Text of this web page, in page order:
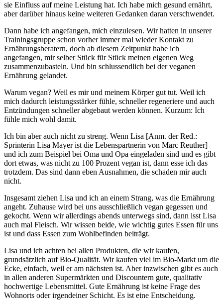
sie Einfluss auf meine Leistung hat. Ich habe mich gesund ernährt,
aber darüber hinaus keine weiteren Gedanken daran verschwendet.
Dann habe ich angefangen, mich einzulesen. Wir hatten in unserer
Trainingsgruppe schon vorher immer mal wieder Kontakt zu
Ernährungsberatern, doch ab diesem Zeitpunkt habe ich
angefangen, mir selber Stück für Stück meinen eigenen Weg
zusammenzubasteln. Und bin schlussendlich bei der veganen
Ernährung gelandet.
Warum vegan? Weil es mir und meinem Körper gut tut. Weil ich
mich dadurch leistungsstärker fühle, schneller regeneriere und auch
Entzündungen schneller abgebaut werden können. Kurzum: Ich
fühle mich wohl damit.
Ich bin aber auch nicht zu streng. Wenn Lisa [Anm. der Red.:
Sprinterin Lisa Mayer ist die Lebenspartnerin von Marc Reuther]
und ich zum Beispiel bei Oma und Opa eingeladen sind und es gibt
dort etwas, was nicht zu 100 Prozent vegan ist, dann esse ich das
trotzdem. Das sind dann eben Ausnahmen, die schaden mir auch
nicht.
Insgesamt ziehen Lisa und ich an einem Strang, was die Ernährung
angeht. Zuhause wird bei uns ausschließlich vegan gegessen und
gekocht. Wenn wir allerdings abends unterwegs sind, dann isst Lisa
auch mal Fleisch. Wir wissen beide, wie wichtig gutes Essen für uns
ist und dass Essen zum Wohlbefinden beiträgt.
Lisa und ich achten bei allen Produkten, die wir kaufen,
grundsätzlich auf Bio-Qualität. Wir kaufen viel im Bio-Markt um die
Ecke, einfach, weil er am nächsten ist. Aber inzwischen gibt es auch
in allen anderen Supermärkten und Discountern gute, qualitativ
hochwertige Lebensmittel. Gute Ernährung ist keine Frage des
Wohnorts oder irgendeiner Schicht. Es ist eine Entscheidung.